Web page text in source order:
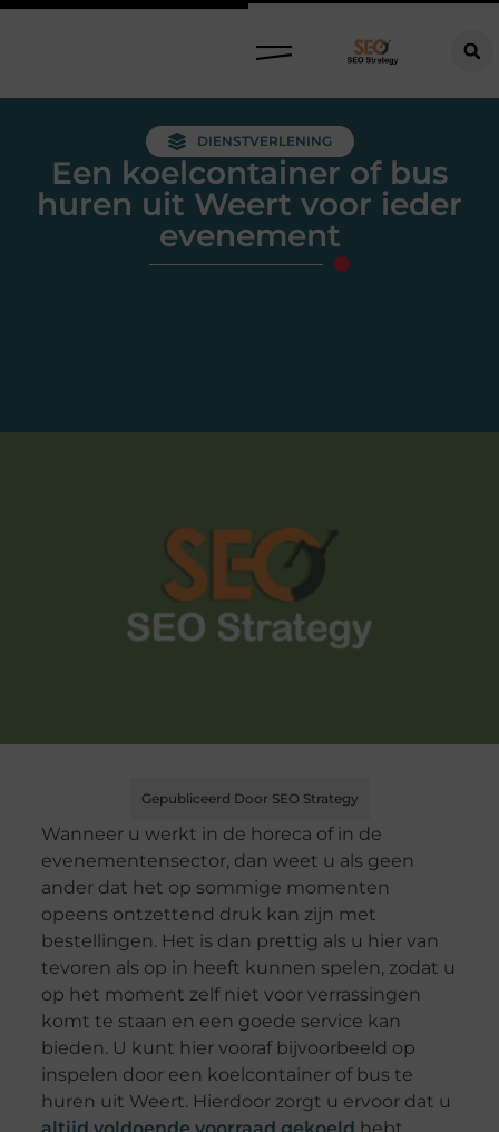
DIENSTVERLENING
Een koelcontainer of bus
huren uit Weert voor ieder
evenement
Gepubliceerd Door SEO Strategy
Wanneer u werkt in de horeca of in de
evenementensector, dan weet u als geen
ander dat het op sommige momenten
opeens ontzettend druk kan zijn met
bestellingen. Het is dan prettig als u hier van
tevoren als op in heeft kunnen spelen, zodat u
op het moment zelf niet voor verrassingen
komt te staan en een goede service kan
bieden. U kunt hier vooraf bijvoorbeeld op
inspelen door een koelcontainer of bus te
huren uit Weert. Hierdoor zorgt u ervoor dat u